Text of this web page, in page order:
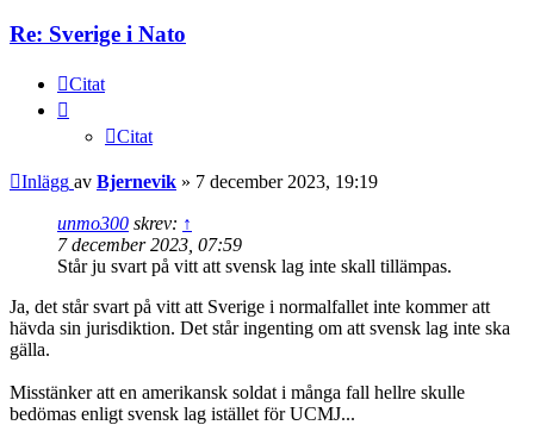
Re: Sverige i Nato
Citat
Citat
Inlägg av Bjernevik » 7 december 2023, 19:19
unmo300 skrev: ↑
7 december 2023, 07:59
Står ju svart på vitt att svensk lag inte skall tillämpas.
Ja, det står svart på vitt att Sverige i normalfallet inte kommer att
hävda sin jurisdiktion. Det står ingenting om att svensk lag inte ska
gälla.
Misstänker att en amerikansk soldat i många fall hellre skulle
bedömas enligt svensk lag istället för UCMJ...